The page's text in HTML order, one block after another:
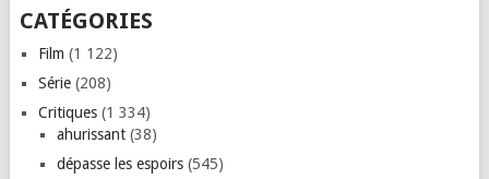
CATÉGORIES
Film (1 122)
Série(208)
Critiques(1 334)
ahurissant(38)
dépasse les espoirs(545)